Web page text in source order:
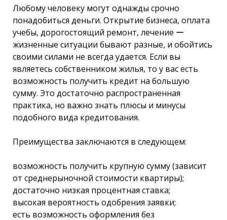
Любому человеку могут однажды срочно
понадобиться деньги. Открытие бизнеса, оплата
учебы, дорогостоящий ремонт, лечение ー
жизненные ситуации бывают разные, и обойтись
своими силами не всегда удается. Если вы
являетесь собственником жилья, то у вас есть
возможность получить кредит на большую
сумму. Это достаточно распространенная
практика, но важно знать плюсы и минусы
подобного вида кредитования.
Преимущества заключаются в следующем:
возможность получить крупную сумму (зависит
от среднерыночной стоимости квартиры);
достаточно низкая процентная ставка;
высокая вероятность одобрения заявки;
есть возможность оформления без